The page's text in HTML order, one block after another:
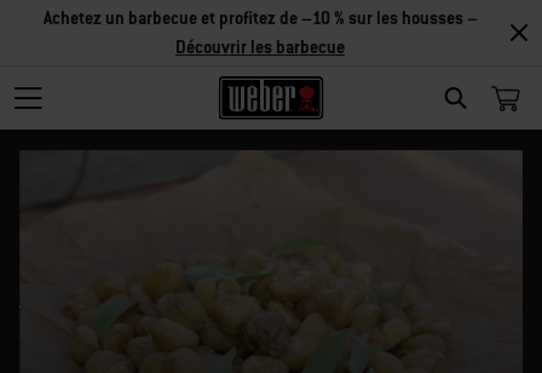
SEARCH
Achetez un barbecue et profitez de –10 % sur les housses –
Découvrir les barbecue